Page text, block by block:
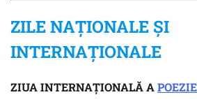
ZILE NAȚIONALE ȘI
INTERNAȚIONALE
ZIUA INTERNAȚIONALĂ A